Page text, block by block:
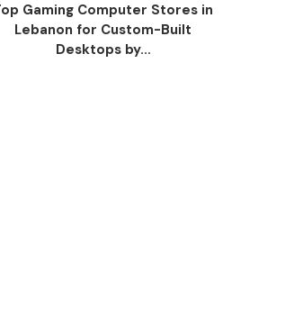
Gaming Computer Stores in
Lebanon for Custom-Built
Desktops by...